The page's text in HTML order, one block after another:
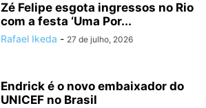
Zé Felipe esgota ingressos no Rio
com a festa ‘Uma Por...
Rafael Ikeda - 27 de julho, 2026
Endrick é o novo embaixador do
UNICEF no Brasil